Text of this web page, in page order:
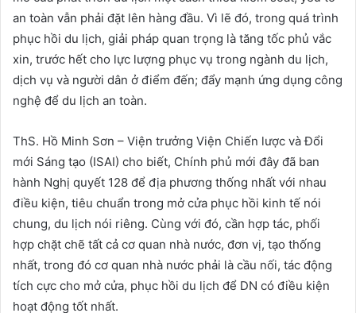
an toàn vẫn phải đặt lên hàng đầu. Vì lẽ đó, trong quá trình
phục hồi du lịch, giải pháp quan trọng là tăng tốc phủ vắc
xin, trước hết cho lực lượng phục vụ trong ngành du lịch,
dịch vụ và người dân ở điểm đến; đẩy mạnh ứng dụng công
nghệ để du lịch an toàn.
ThS. Hồ Minh Sơn – Viện trưởng Viện Chiến lược và Đổi
mới Sáng tạo (ISAI) cho biết, Chính phủ mới đây đã ban
hành Nghị quyết 128 để địa phương thống nhất với nhau
điều kiện, tiêu chuẩn trong mở cửa phục hồi kinh tế nói
chung, du lịch nói riêng. Cùng với đó, cần hợp tác, phối
hợp chặt chẽ tất cả cơ quan nhà nước, đơn vị, tạo thống
nhất, trong đó cơ quan nhà nước phải là cầu nối, tác động
tích cực cho mở cửa, phục hồi du lịch để DN có điều kiện
hoạt động tốt nhất.